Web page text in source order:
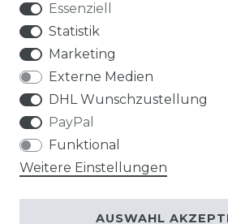
AGB
VERTRAG WIDERRUFEN
Essenziell
Statistik
Marketing
Externe Medien
DHL Wunschzustellung
PayPal
Funktional
Weitere Einstellungen
AUSWAHL